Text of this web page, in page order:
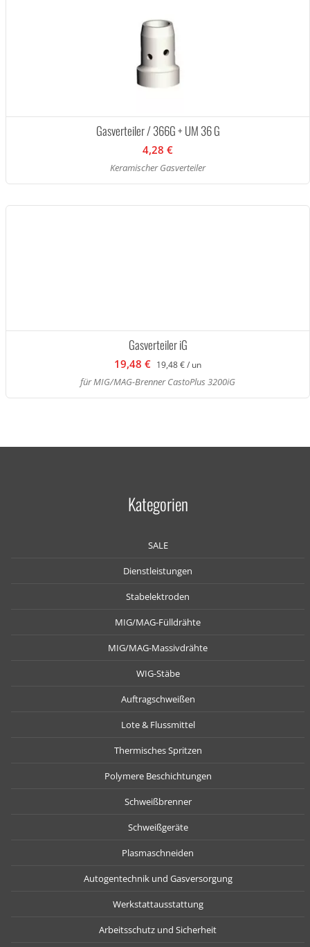
Gasverteiler / 366G + UM 36 G
4,28 €
Keramischer Gasverteiler
Gasverteiler iG
19,48 € 19,48 € / un
für MIG/MAG-Brenner CastoPlus 3200iG
Kategorien
SALE
Dienstleistungen
Stabelektroden
MIG/MAG-Fülldrähte
MIG/MAG-Massivdrähte
WIG-Stäbe
Auftragschweißen
Lote & Flussmittel
Thermisches Spritzen
Polymere Beschichtungen
Schweißbrenner
Schweißgeräte
Plasmaschneiden
Autogentechnik und Gasversorgung
Werkstattausstattung
Arbeitsschutz und Sicherheit